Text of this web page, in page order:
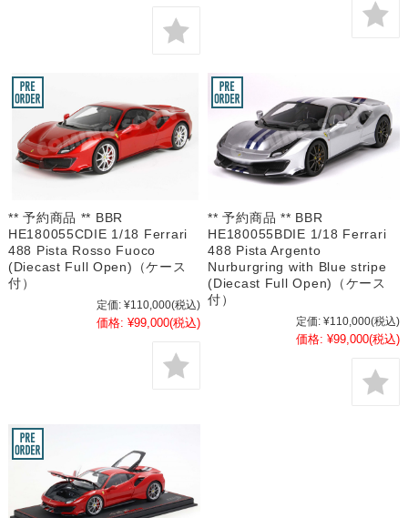
** 予約商品 ** BBR
HE180055CDIE 1/18 Ferrari
488 Pista Rosso Fuoco
(Diecast Full Open)（ケース
付）
定価: ¥110,000(税込)
価格: ¥99,000(税込)
** 予約商品 ** BBR
HE180055BDIE 1/18 Ferrari
488 Pista Argento
Nurburgring with Blue stripe
(Diecast Full Open)（ケース
付）
定価: ¥110,000(税込)
価格: ¥99,000(税込)